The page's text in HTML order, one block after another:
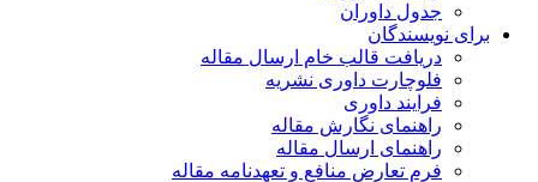
جدول داوران
برای نویسندگان
دریافت قالب خام ارسال مقاله
فلوچارت داوری نشریه
فرایند داوری
راهنمای نگارش مقاله
راهنمای ارسال مقاله
فرم تعارض منافع و تعهدنامه مقاله